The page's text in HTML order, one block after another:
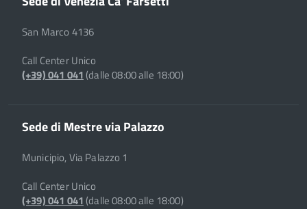
San Marco 4136
Call Center Unico
(+39) 041 041(dalle 08:00 alle 18:00)
Sede di Mestre via Palazzo
Municipio, Via Palazzo 1
Call Center Unico
(+39) 041 041(dalle 08:00 alle 18:00)